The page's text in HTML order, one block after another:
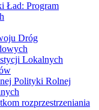
Dróg
Lokalnych
Polityki Rolnej
rozprzestrzeniania
domach pomocy